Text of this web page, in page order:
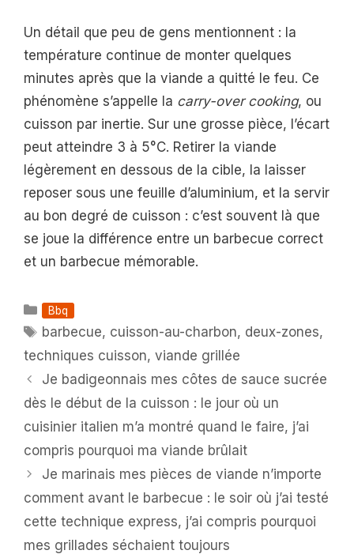
Un détail que peu de gens mentionnent : la
température continue de monter quelques
minutes après que la viande a quitté le feu. Ce
phénomène s’appelle la carry-over cooking, ou
cuisson par inertie. Sur une grosse pièce, l’écart
peut atteindre 3 à 5°C. Retirer la viande
légèrement en dessous de la cible, la laisser
reposer sous une feuille d’aluminium, et la servir
au bon degré de cuisson : c’est souvent là que
se joue la différence entre un barbecue correct
et un barbecue mémorable.
Catégories
Bbq
Étiquettes
barbecue, cuisson-au-charbon, deux-zones,
techniques cuisson, viande grillée
Je badigeonnais mes côtes de sauce sucrée
dès le début de la cuisson : le jour où un
cuisinier italien m’a montré quand le faire, j’ai
compris pourquoi ma viande brûlait
Je marinais mes pièces de viande n’importe
comment avant le barbecue : le soir où j’ai testé
cette technique express, j’ai compris pourquoi
mes grillades séchaient toujours